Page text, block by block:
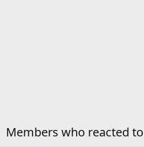
Members who reacted